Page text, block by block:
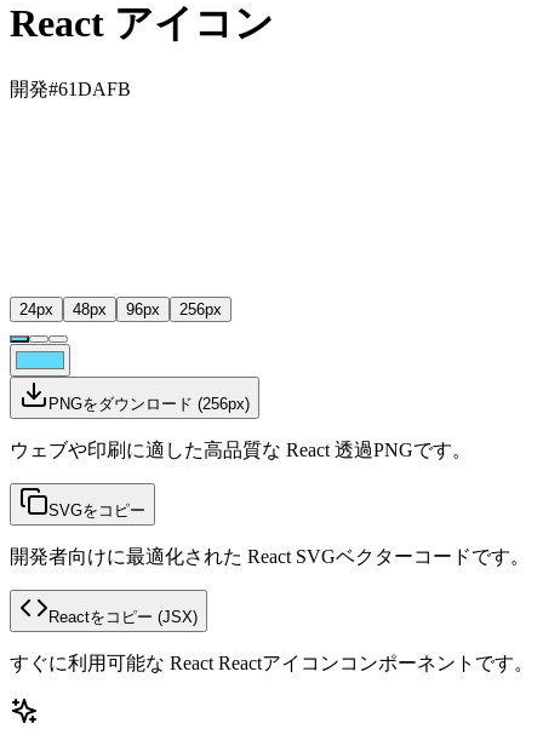
React アイコン
開発#61DAFB
24px 48px 96px 256px
PNGをダウンロード (256px)
ウェブや印刷に適した高品質な React 透過PNGです。
SVGをコピー
開発者向けに最適化された React SVGベクターコードです。
Reactをコピー (JSX)
すぐに利用可能な React Reactアイコンコンポーネントです。